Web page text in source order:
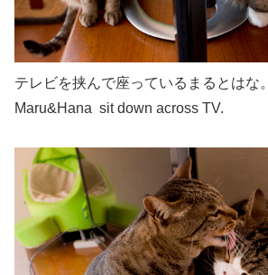
テレビを挟んで座っているまるとはな。
Maru&Hana sit down across TV.